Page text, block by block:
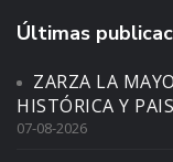
Últimas
ZARZA LA
HISTÓRICA Y
07-08-2026